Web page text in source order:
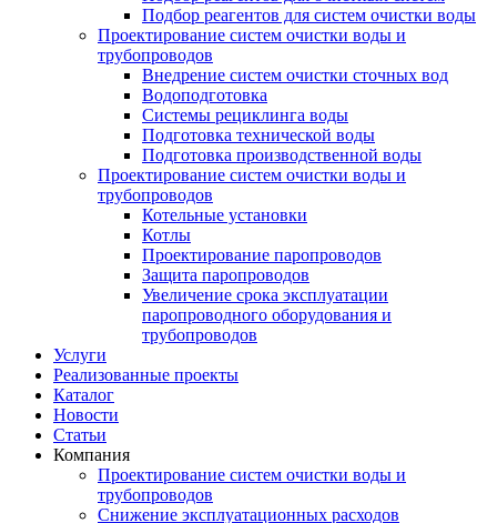
Подбор реагентов для систем очистки воды
Проектирование систем очистки воды и
трубопроводов
Внедрение систем очистки сточных вод
Водоподготовка
Системы рециклинга воды
Подготовка технической воды
Подготовка производственной воды
Проектирование систем очистки воды и
трубопроводов
Котельные установки
Котлы
Проектирование паропроводов
Защита паропроводов
Увеличение срока эксплуатации
паропроводного оборудования и
трубопроводов
Услуги
Реализованные проекты
Каталог
Новости
Статьи
Компания
Проектирование систем очистки воды и
трубопроводов
Снижение эксплуатационных расходов